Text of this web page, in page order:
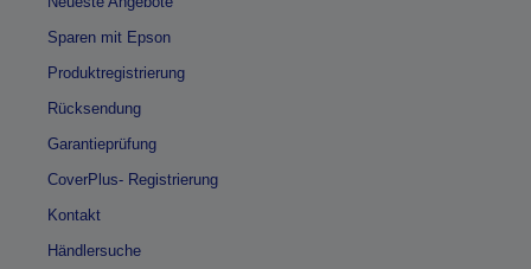
Sparen mit Epson
Produktregistrierung
Rücksendung
Garantieprüfung
CoverPlus- Registrierung
Kontakt
Händlersuche